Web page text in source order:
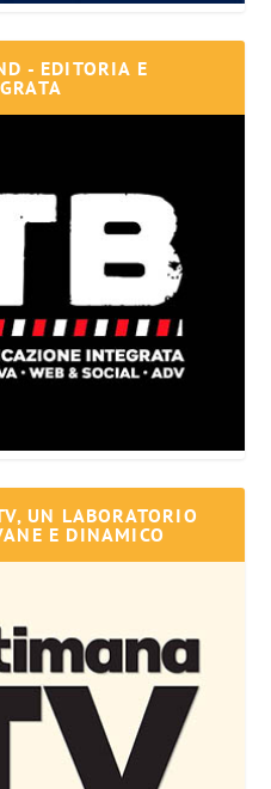
- EDITORIA E
UN LABORATORIO
E DINAMICO